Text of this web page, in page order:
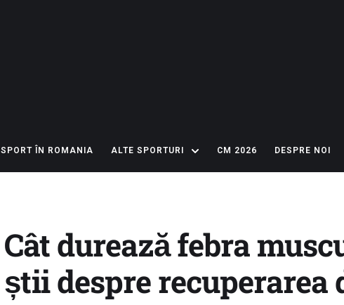
SPORT ÎN ROMANIA ALTE SPORTURI CM 2026 DESPRE NOI
Cât durează febra
știi despre recuperarea